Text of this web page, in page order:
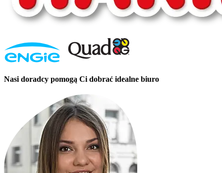
Nasi doradcy pomogą Ci dobrać idealne biuro